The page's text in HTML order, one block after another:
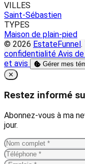
VILLES
Saint-Sébastien
TYPES
Maison de plain-pied
© 2026 EstateFunnel .
confidentialité Avis
et avis
Gérer mes
Close
✕
Restez informé
Abonnez-vous à ma
jour.